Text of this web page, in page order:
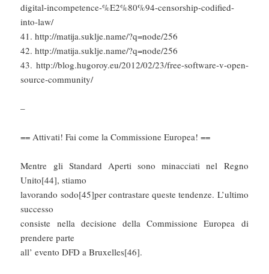
digital-incompetence-%E2%80%94-censorship-codified-
into-law/
41. http://matija.suklje.name/?q=node/256
42. http://matija.suklje.name/?q=node/256
43. http://blog.hugoroy.eu/2012/02/23/free-software-v-open-
source-community/
–
== Attivati! Fai come la Commissione Europea! ==
Mentre gli Standard Aperti sono minacciati nel Regno
Unito[44], stiamo
lavorando sodo[45]per contrastare queste tendenze. L’ultimo
successo
consiste nella decisione della Commissione Europea di
prendere parte
all’ evento DFD a Bruxelles[46].